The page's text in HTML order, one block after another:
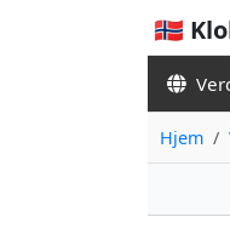
🇳🇴
Hjem